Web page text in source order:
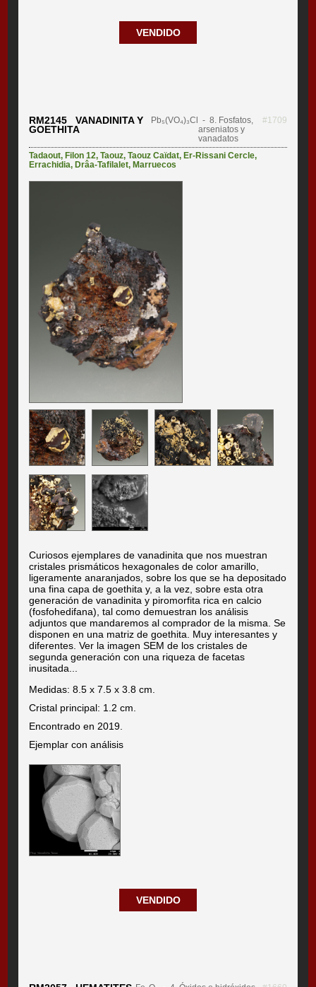
VENDIDO
RM2145 VANADINITA Y
GOETHITA
Pb₅(VO₄)₃Cl - 8. Fosfatos,
arseniatos y
vanadatos
#1709
Tadaout,Filon 12,Taouz,Taouz Caïdat,Er-Rissani Cercle,
Errachidia,Drâa-Tafilalet,Marruecos
Curiosos ejemplares de vanadinita que nos muestran
cristales prismáticos hexagonales de color amarillo,
ligeramente anaranjados, sobre los que se ha depositado
una fina capa de goethita y, a la vez, sobre esta otra
generación de vanadinita y piromorfita rica en calcio
(fosfohedifana), tal como demuestran los análisis
adjuntos que mandaremos al comprador de la misma. Se
disponen en una matriz de goethita. Muy interesantes y
diferentes. Ver la imagen SEM de los cristales de
segunda generación con una riqueza de facetas
inusitada...
Medidas: 8.5 x 7.5 x 3.8 cm.
Cristal principal: 1.2 cm.
Encontrado en 2019.
Ejemplar con análisis
VENDIDO